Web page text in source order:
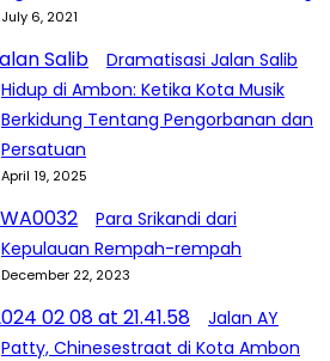
July 6, 2021
Dramatisasi Jalan Salib
Hidup di Ambon: Ketika Kota Musik
Berkidung Tentang Pengorbanan dan
Persatuan
April 19, 2025
Para Srikandi dari
Kepulauan Rempah-rempah
December 22, 2023
Jalan AY
Patty, Chinesestraat di Kota Ambon